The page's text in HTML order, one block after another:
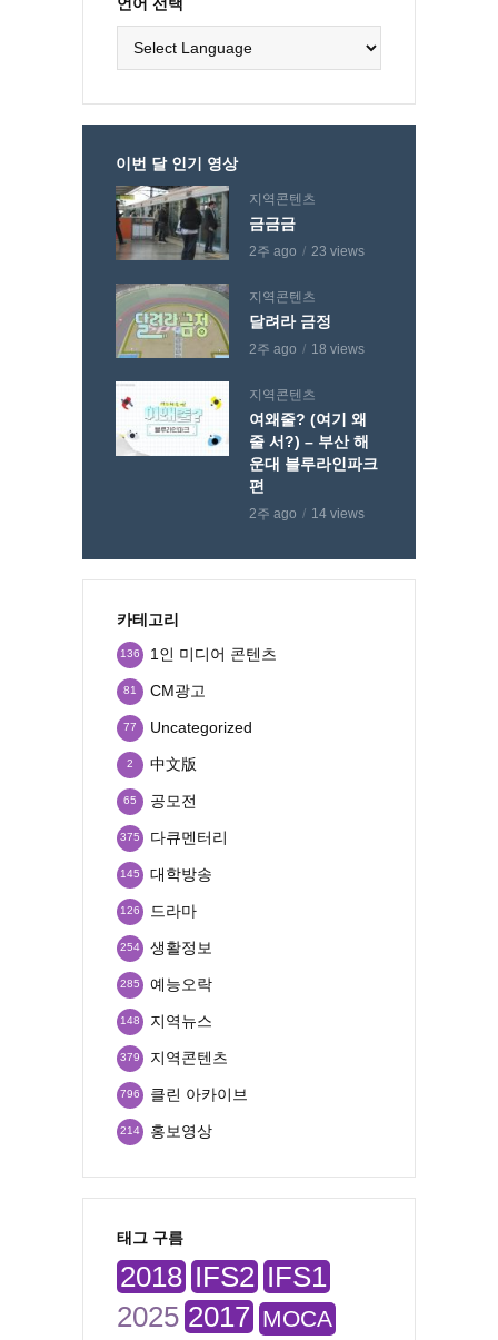
이번 달 인기 영상
지역콘텐츠
금금금
2주 ago 23 views
지역콘텐츠
달려라 금정
2주 ago 18 views
지역콘텐츠
여왜줄? (여기 왜
줄 서?) – 부산 해
운대 블루라인파크
편
2주 ago 14 views
카테고리
1인 미디어 콘텐츠
136
CM광고
81
Uncategorized
77
中文版
2
공모전
65
다큐멘터리
375
대학방송
145
드라마
126
생활정보
254
예능오락
285
지역뉴스
148
지역콘텐츠
379
클린 아카이브
796
홍보영상
214
태그 구름
2018 IFS2 IFS1
2025 2017 MOCA